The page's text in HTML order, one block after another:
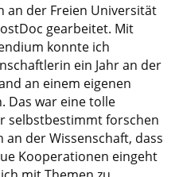
an der Freien Universität
gearbeitet. Mit
konnte ich
ein Jahr an der
an einem eigenen
Das war eine tolle
selbstbestimmt forschen
an der Wissenschaft, dass
Kooperationen eingeht